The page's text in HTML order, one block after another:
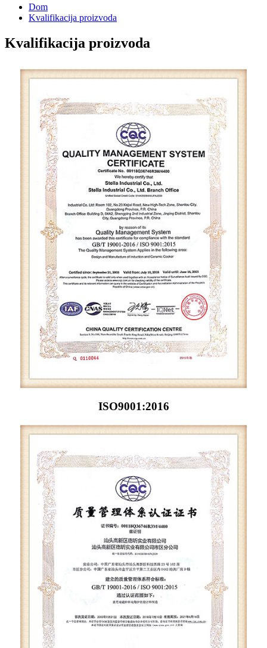
Dom
Kvalifikacija proizvoda
Kvalifikacija proizvoda
ISO9001:2016